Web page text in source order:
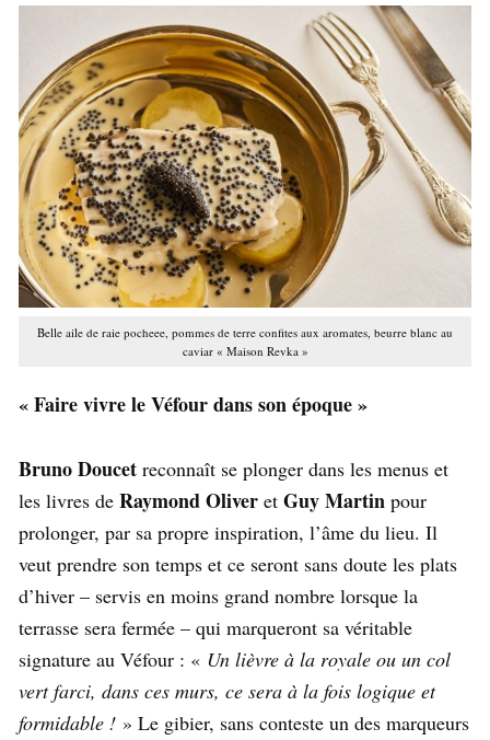
Belle aile de raie pocheee, pommes de terre confites aux aromates, beurre blanc au
caviar « Maison Revka »
« Faire vivre le Véfour dans son époque »
Bruno Doucet reconnaît se plonger dans les menus et
les livres de Raymond Oliver et Guy Martin pour
prolonger, par sa propre inspiration, l’âme du lieu. Il
veut prendre son temps et ce seront sans doute les plats
d’hiver – servis en moins grand nombre lorsque la
terrasse sera fermée – qui marqueront sa véritable
signature au Véfour : « Un lièvre à la royale ou un col
vert farci, dans ces murs, ce sera à la fois logique et
formidable ! » Le gibier, sans conteste un des marqueurs